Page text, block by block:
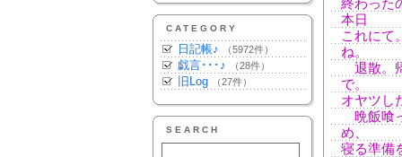
CATEGORY
日記帳♪ （5972件）
戯言･･･♪ （28件）
旧Log （27件）
SEARCH
終わった
本日
これにて
ね。
退散。
で。
オヤツし
晩飯喰
め、
寝る準備